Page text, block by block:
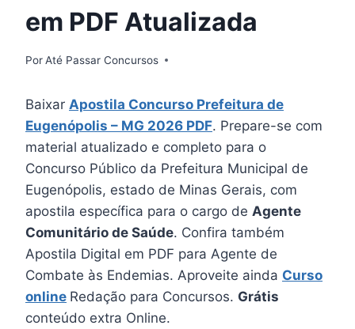
em PDF Atualizada
PorAté Passar Concursos
Baixar Apostila Concurso Prefeitura de
Eugenópolis – MG 2026 PDF. Prepare-se com
material atualizado e completo para o
Concurso Público da Prefeitura Municipal de
Eugenópolis, estado de Minas Gerais, com
apostila específica para o cargo de Agente
Comunitário de Saúde. Confira também
Apostila Digital em PDF para Agente de
Combate às Endemias. Aproveite ainda Curso
online Redação para Concursos. Grátis
conteúdo extra Online.